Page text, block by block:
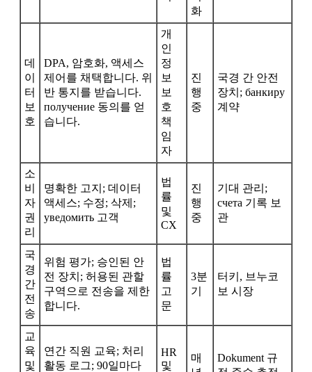
화
데
이
터
보
호
DPA, 암호화, 액세스
제어를 채택합니다. 위
반 통지를 받습니다.
получение 동의를 얻
습니다.
개
인
정
보
보
호
책
임
자
진
행
중
국경 간 안전
장치; банкиру
계약
소
비
자
권
리
명확한 고지; 데이터
액세스; 수정; 삭제;
уведомить 고객
법
률
및
CX
진
행
중
기대 관리;
счета 기록 보
관
국
경
간
전
송
위험 평가; 승인된 안
전 장치; 허용된 관할
구역으로 전송을 제한
합니다.
법
률
고
문
3분
기
터키, 브누코
보 시장
교
육
및
연간 직원 교육; 처리
활동 로그; 90일마다
HR
및
매
Dokument 규